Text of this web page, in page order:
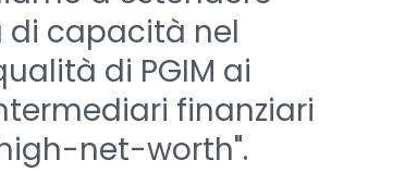
capacità nel
di PGIM ai
finanziari
net-worth".